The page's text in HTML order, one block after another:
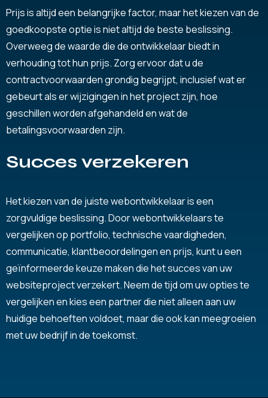
Prijs is altijd een belangrijke factor, maar het kiezen van de
goedkoopste optie is niet altijd de beste beslissing.
Overweeg de waarde die de ontwikkelaar biedt in
verhouding tot hun prijs. Zorg ervoor dat u de
contractvoorwaarden grondig begrijpt, inclusief wat er
gebeurt als er wijzigingen in het project zijn, hoe
geschillen worden afgehandeld en wat de
betalingsvoorwaarden zijn.
Succes verzekeren
Het kiezen van de juiste webontwikkelaar is een
zorgvuldige beslissing. Door webontwikkelaars te
vergelijken op portfolio, technische vaardigheden,
communicatie, klantbeoordelingen en prijs, kunt u een
geïnformeerde keuze maken die het succes van uw
websiteproject verzekert. Neem de tijd om uw opties te
vergelijken en kies een partner die niet alleen aan uw
huidige behoeften voldoet, maar die ook kan meegroeien
met uw bedrijf in de toekomst.